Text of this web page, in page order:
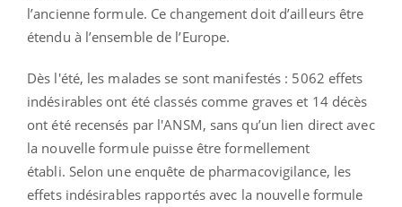
l’ancienne formule. Ce changement doit d’ailleurs être
étendu à l’ensemble de l’Europe.
Dès l'été, les malades se sont manifestés : 5062 effets
indésirables ont été classés comme graves et 14 décès
ont été recensés par l'ANSM, sans qu’un lien direct avec
la nouvelle formule puisse être formellement
établi. Selon une enquête de pharmacovigilance, les
effets indésirables rapportés avec la nouvelle formule